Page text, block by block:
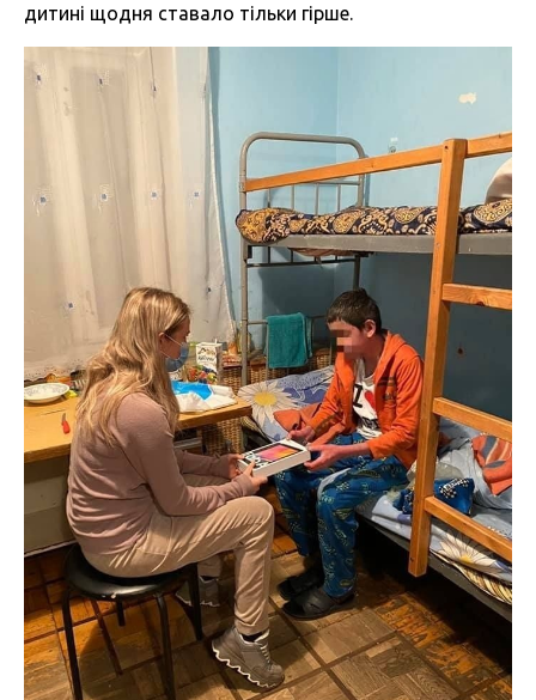
дитині щодня ставало тільки гірше.